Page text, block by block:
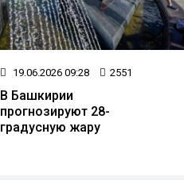
19.06.2026 09:28 2551
В Башкирии
прогнозируют 28-
градусную жару